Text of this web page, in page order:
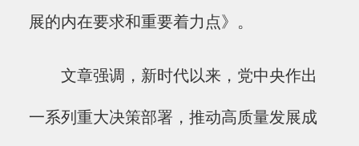
展的内在要求和重要着力点》。
文章强调，新时代以来，党中央作出
一系列重大决策部署，推动高质量发展成